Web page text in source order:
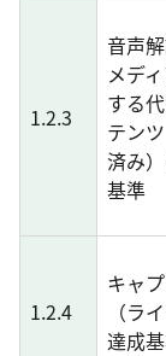
1.2.3
音声
メデ
する
テン
済み
基準
1.2.4
キャ
（ラ
達成